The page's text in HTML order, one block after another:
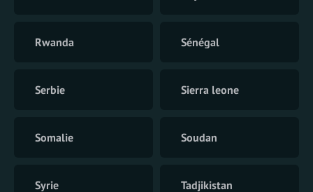
Rwanda Sénégal
Serbie Sierra leone
Somalie Soudan
Syrie Tadjikistan